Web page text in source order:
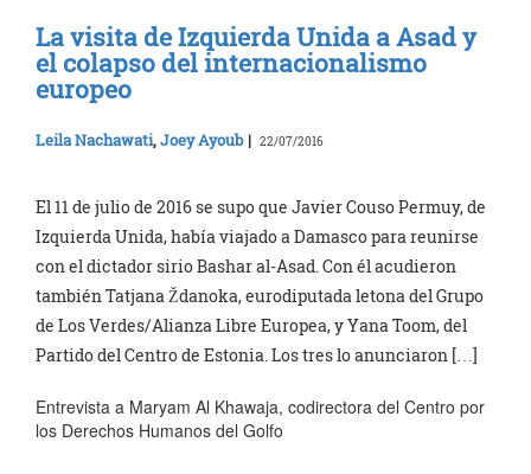
La visita de Izquierda Unida a Asad y
el colapso del internacionalismo
europeo
Leila Nachawati,Joey Ayoub | 22/07/2016
El 11 de julio de 2016 se supo que Javier Couso Permuy, de
Izquierda Unida, había viajado a Damasco para reunirse
con el dictador sirio Bashar al-Asad. Con él acudieron
también Tatjana Ždanoka, eurodiputada letona del Grupo
de Los Verdes/Alianza Libre Europea, y Yana Toom, del
Partido del Centro de Estonia. Los tres lo anunciaron […]
Entrevista a Maryam Al Khawaja, codirectora del Centro por
los Derechos Humanos del Golfo